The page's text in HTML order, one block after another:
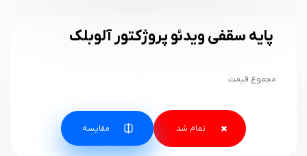
پایه سقفی ویدئو پروژکتور آلوبلک
مجموع قیمت
مقایسه